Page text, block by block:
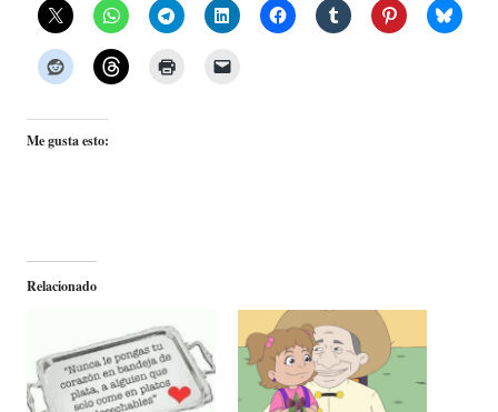
Me gusta esto:
Relacionado